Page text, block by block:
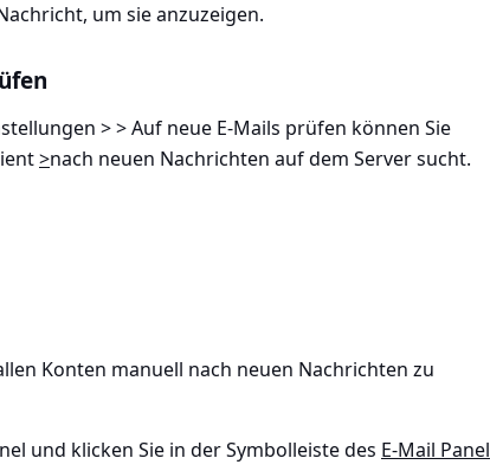
um sie anzuzeigen.
> > Auf neue E-Mails prüfen können Sie
>nach neuen Nachrichten auf dem Server sucht.
Konten manuell nach neuen Nachrichten zu
und klicken Sie in der Symbolleiste des E-Mail Panel